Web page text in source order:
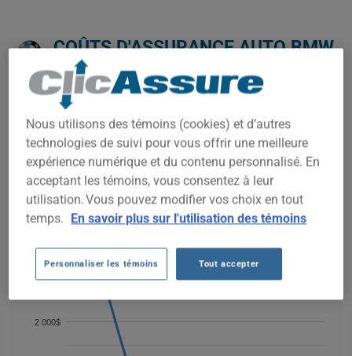
COÛTS D'ASSURANCE AUTO BMW
335D DEPUIS 2022.
Nous n'avons pas encore suffisamment de données
d'assurance auto pour ce véhicule.
Essayez un autre modèle ou une autre année, ou
commencez une soumission pour un prix personnalisé.
Pour trouver la meilleur assurance pour votre véhicule BMW
335D, il est plus important que jamais de comparer les
options disponibles.
2 000$
Nous utilisons des témoins (cookies) et d’autres
technologies de suivi pour vous offrir une meilleure
expérience numérique et du contenu personnalisé. En
acceptant les témoins, vous consentez à leur
utilisation. Vous pouvez modifier vos choix en tout
temps. En savoir plus sur l'utilisation des témoins
Personnaliser les témoins Tout accepter